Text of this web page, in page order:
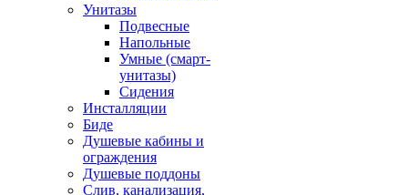
Унитазы
Подвесные
Напольные
Умные (смарт-
унитазы)
Сидения
Инсталляции
Биде
Душевые кабины и
ограждения
Душевые поддоны
Слив, канализация,